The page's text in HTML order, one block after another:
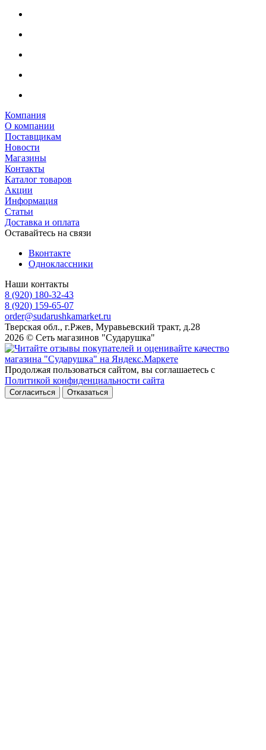
Компания
О компании
Поставщикам
Новости
Магазины
Контакты
Каталог товаров
Акции
Информация
Статьи
Доставка и оплата
Оставайтесь на связи
Вконтакте
Одноклассники
Наши контакты
8 (920) 180-32-43
8 (920) 159-65-07
order@sudarushkamarket.ru
Тверская обл., г.Ржев, Муравьевский тракт, д.28
2026 © Сеть магазинов "Сударушка"
Продолжая пользоваться сайтом, вы соглашаетесь с
Политикой конфиденциальности сайта
Согласиться Отказаться